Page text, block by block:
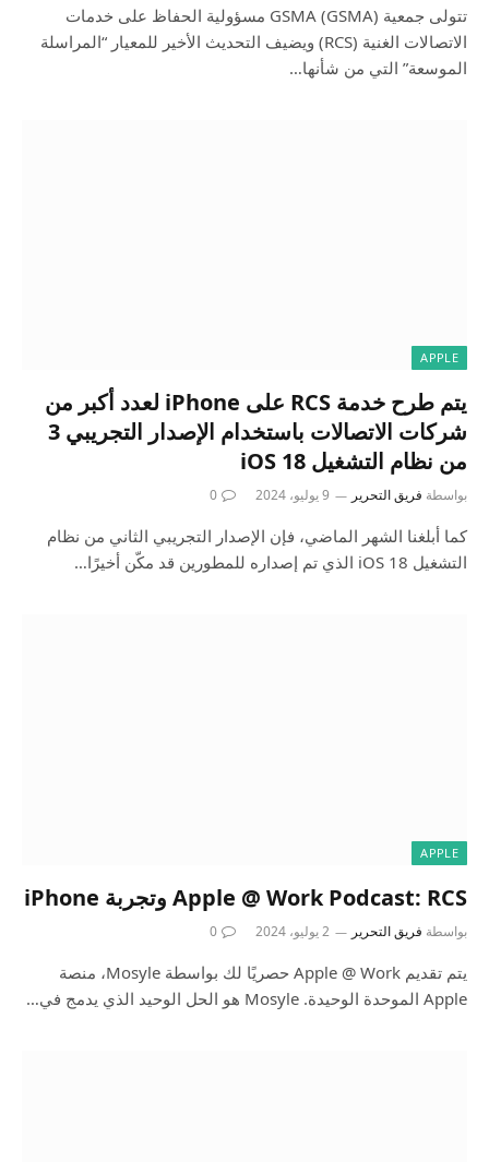
تتولى جمعية GSMA (GSMA) مسؤولية الحفاظ على خدمات
الاتصالات الغنية (RCS) ويضيف التحديث الأخير للمعيار “المراسلة
الموسعة” التي من شأنها…
APPLE
يتم طرح خدمة RCS على iPhone لعدد أكبر من
شركات الاتصالات باستخدام الإصدار التجريبي 3
من نظام التشغيل iOS 18
بواسطة فريق التحرير 9 يوليو، 2024 0
كما أبلغنا الشهر الماضي، فإن الإصدار التجريبي الثاني من نظام
التشغيل iOS 18 الذي تم إصداره للمطورين قد مكّن أخيرًا…
APPLE
Apple @ Work Podcast: RCS وتجربة iPhone
بواسطة فريق التحرير 2 يوليو، 2024 0
يتم تقديم Apple @ Work حصريًا لك بواسطة Mosyle، منصة
Apple الموحدة الوحيدة. Mosyle هو الحل الوحيد الذي يدمج في…